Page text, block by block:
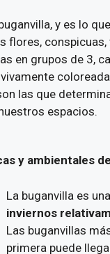
y es lo
flores,
en grupos de 3,
las que
espacios.
y ambientales
La buganvilla es
inviernos
Las buganvillas
primera puede